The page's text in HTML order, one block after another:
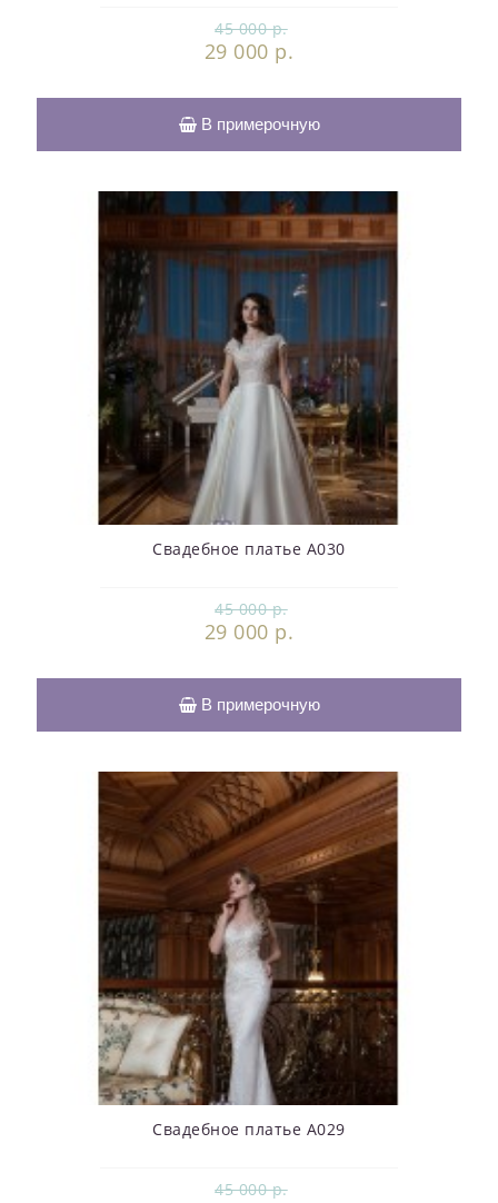
45 000 р.
29 000 р.
В примерочную
Свадебное платье А030
45 000 р.
29 000 р.
В примерочную
Свадебное платье А029
45 000 р.